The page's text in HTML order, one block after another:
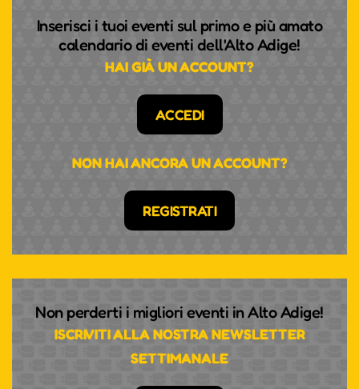
Inserisci i tuoi eventi sul primo e più amato
calendario di eventi dell'Alto Adige!
HAI GIÀ UN ACCOUNT?
ACCEDI
NON HAI ANCORA UN ACCOUNT?
REGISTRATI
Non perderti i migliori eventi in Alto Adige!
ISCRIVITI ALLA NOSTRA NEWSLETTER
SETTIMANALE